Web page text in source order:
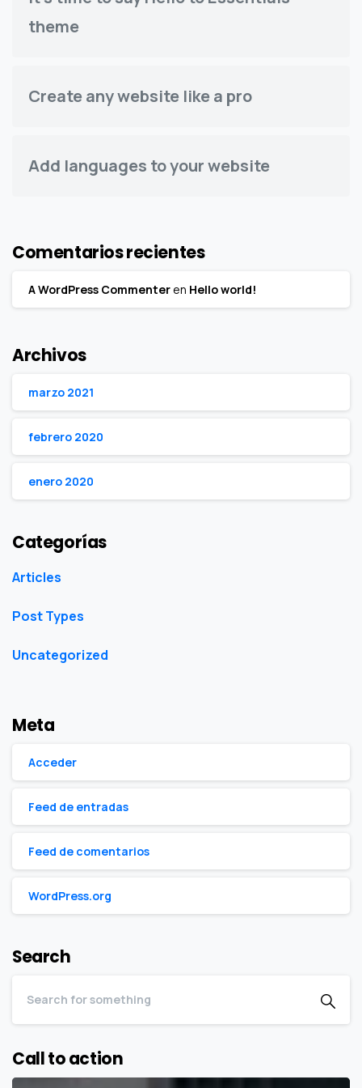
theme
Create any website like a pro
Add languages to your website
Comentarios recientes
A WordPress Commenteren Hello world!
Archivos
marzo 2021
febrero 2020
enero 2020
Categorías
Articles
Post Types
Uncategorized
Meta
Acceder
Feed de entradas
Feed de comentarios
WordPress.org
Search
Call to action